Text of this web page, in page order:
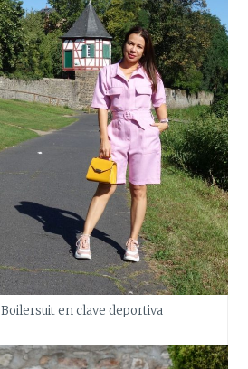
Boilersuit en clave deportiva